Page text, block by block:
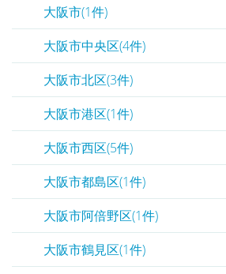
大阪市(1件)
大阪市中央区(4件)
大阪市北区(3件)
大阪市港区(1件)
大阪市西区(5件)
大阪市都島区(1件)
大阪市阿倍野区(1件)
大阪市鶴見区(1件)